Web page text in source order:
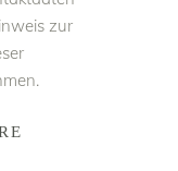
zur